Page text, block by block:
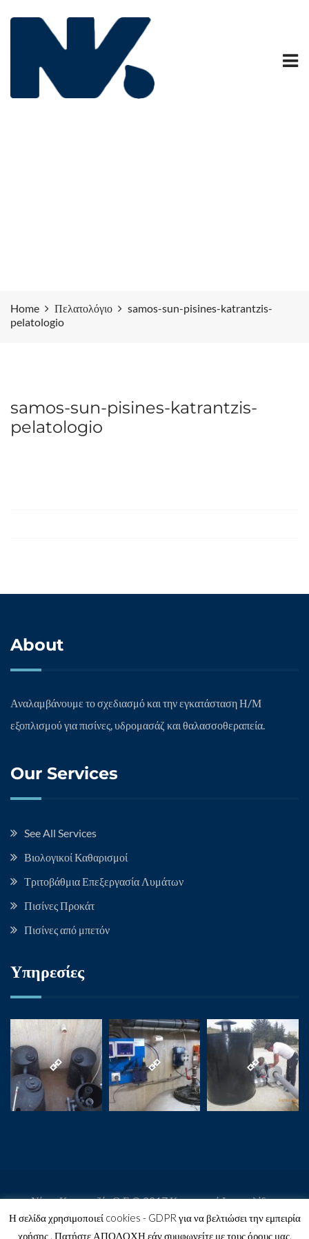
Home Πελατολόγιο
samos-sun-pisines-katrantzis-
pelatologio
samos-sun-pisines-katrantzis-
pelatologio
About
Αναλαμβάνουμε το σχεδιασμό και την εγκατάσταση Η/Μ
εξοπλισμού για πισίνες, υδρομασάζ και θαλασσοθεραπεία.
Our Services
See All Services
Βιολογικοί Καθαρισμοί
Τριτοβάθμια Επεξεργασία Λυμάτων
Πισίνες Προκάτ
Πισίνες από μπετόν
Υπηρεσίες
Νίκος Κατραντζής Ο.Ε © 2017 Κατασκευή Ιστοσελίδων
Website by Digital Greece
Η σελίδα χρησιμοποιεί cookies - GDPR για να βελτιώσει την εμπειρία
χρήσης . Πατήστε ΑΠΟΔΟΧΗ εάν συμφωνείτε με τους όρους μας.